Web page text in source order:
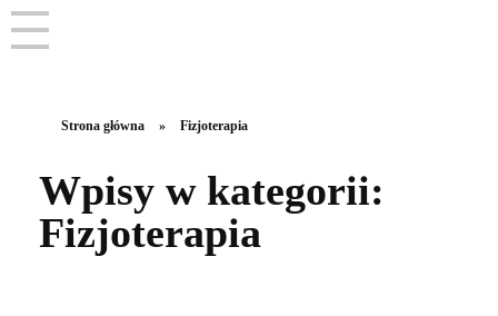
Strona główna » Fizjoterapia
Wpisy w kategorii:
Fizjoterapia